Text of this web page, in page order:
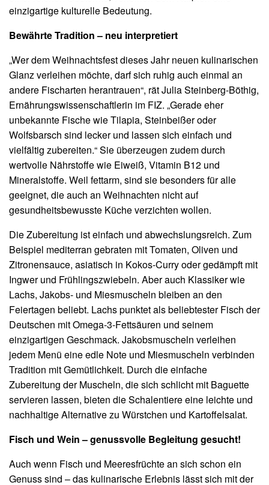
einzigartige kulturelle Bedeutung.
Bewährte Tradition – neu interpretiert
„Wer dem Weihnachtsfest dieses Jahr neuen kulinarischen
Glanz verleihen möchte, darf sich ruhig auch einmal an
andere Fischarten herantrauen“, rät Julia Steinberg-Böthig,
Ernährungswissenschaftlerin im FIZ. „Gerade eher
unbekannte Fische wie Tilapia, Steinbeißer oder
Wolfsbarsch sind lecker und lassen sich einfach und
vielfältig zubereiten.“ Sie überzeugen zudem durch
wertvolle Nährstoffe wie Eiweiß, Vitamin B12 und
Mineralstoffe. Weil fettarm, sind sie besonders für alle
geeignet, die auch an Weihnachten nicht auf
gesundheitsbewusste Küche verzichten wollen.
Die Zubereitung ist einfach und abwechslungsreich. Zum
Beispiel mediterran gebraten mit Tomaten, Oliven und
Zitronensauce, asiatisch in Kokos-Curry oder gedämpft mit
Ingwer und Frühlingszwiebeln. Aber auch Klassiker wie
Lachs, Jakobs- und Miesmuscheln bleiben an den
Feiertagen beliebt. Lachs punktet als beliebtester Fisch der
Deutschen mit Omega-3-Fettsäuren und seinem
einzigartigen Geschmack. Jakobsmuscheln verleihen
jedem Menü eine edle Note und Miesmuscheln verbinden
Tradition mit Gemütlichkeit. Durch die einfache
Zubereitung der Muscheln, die sich schlicht mit Baguette
servieren lassen, bieten die Schalentiere eine leichte und
nachhaltige Alternative zu Würstchen und Kartoffelsalat.
Fisch und Wein – genussvolle Begleitung gesucht!
Auch wenn Fisch und Meeresfrüchte an sich schon ein
Genuss sind – das kulinarische Erlebnis lässt sich mit der